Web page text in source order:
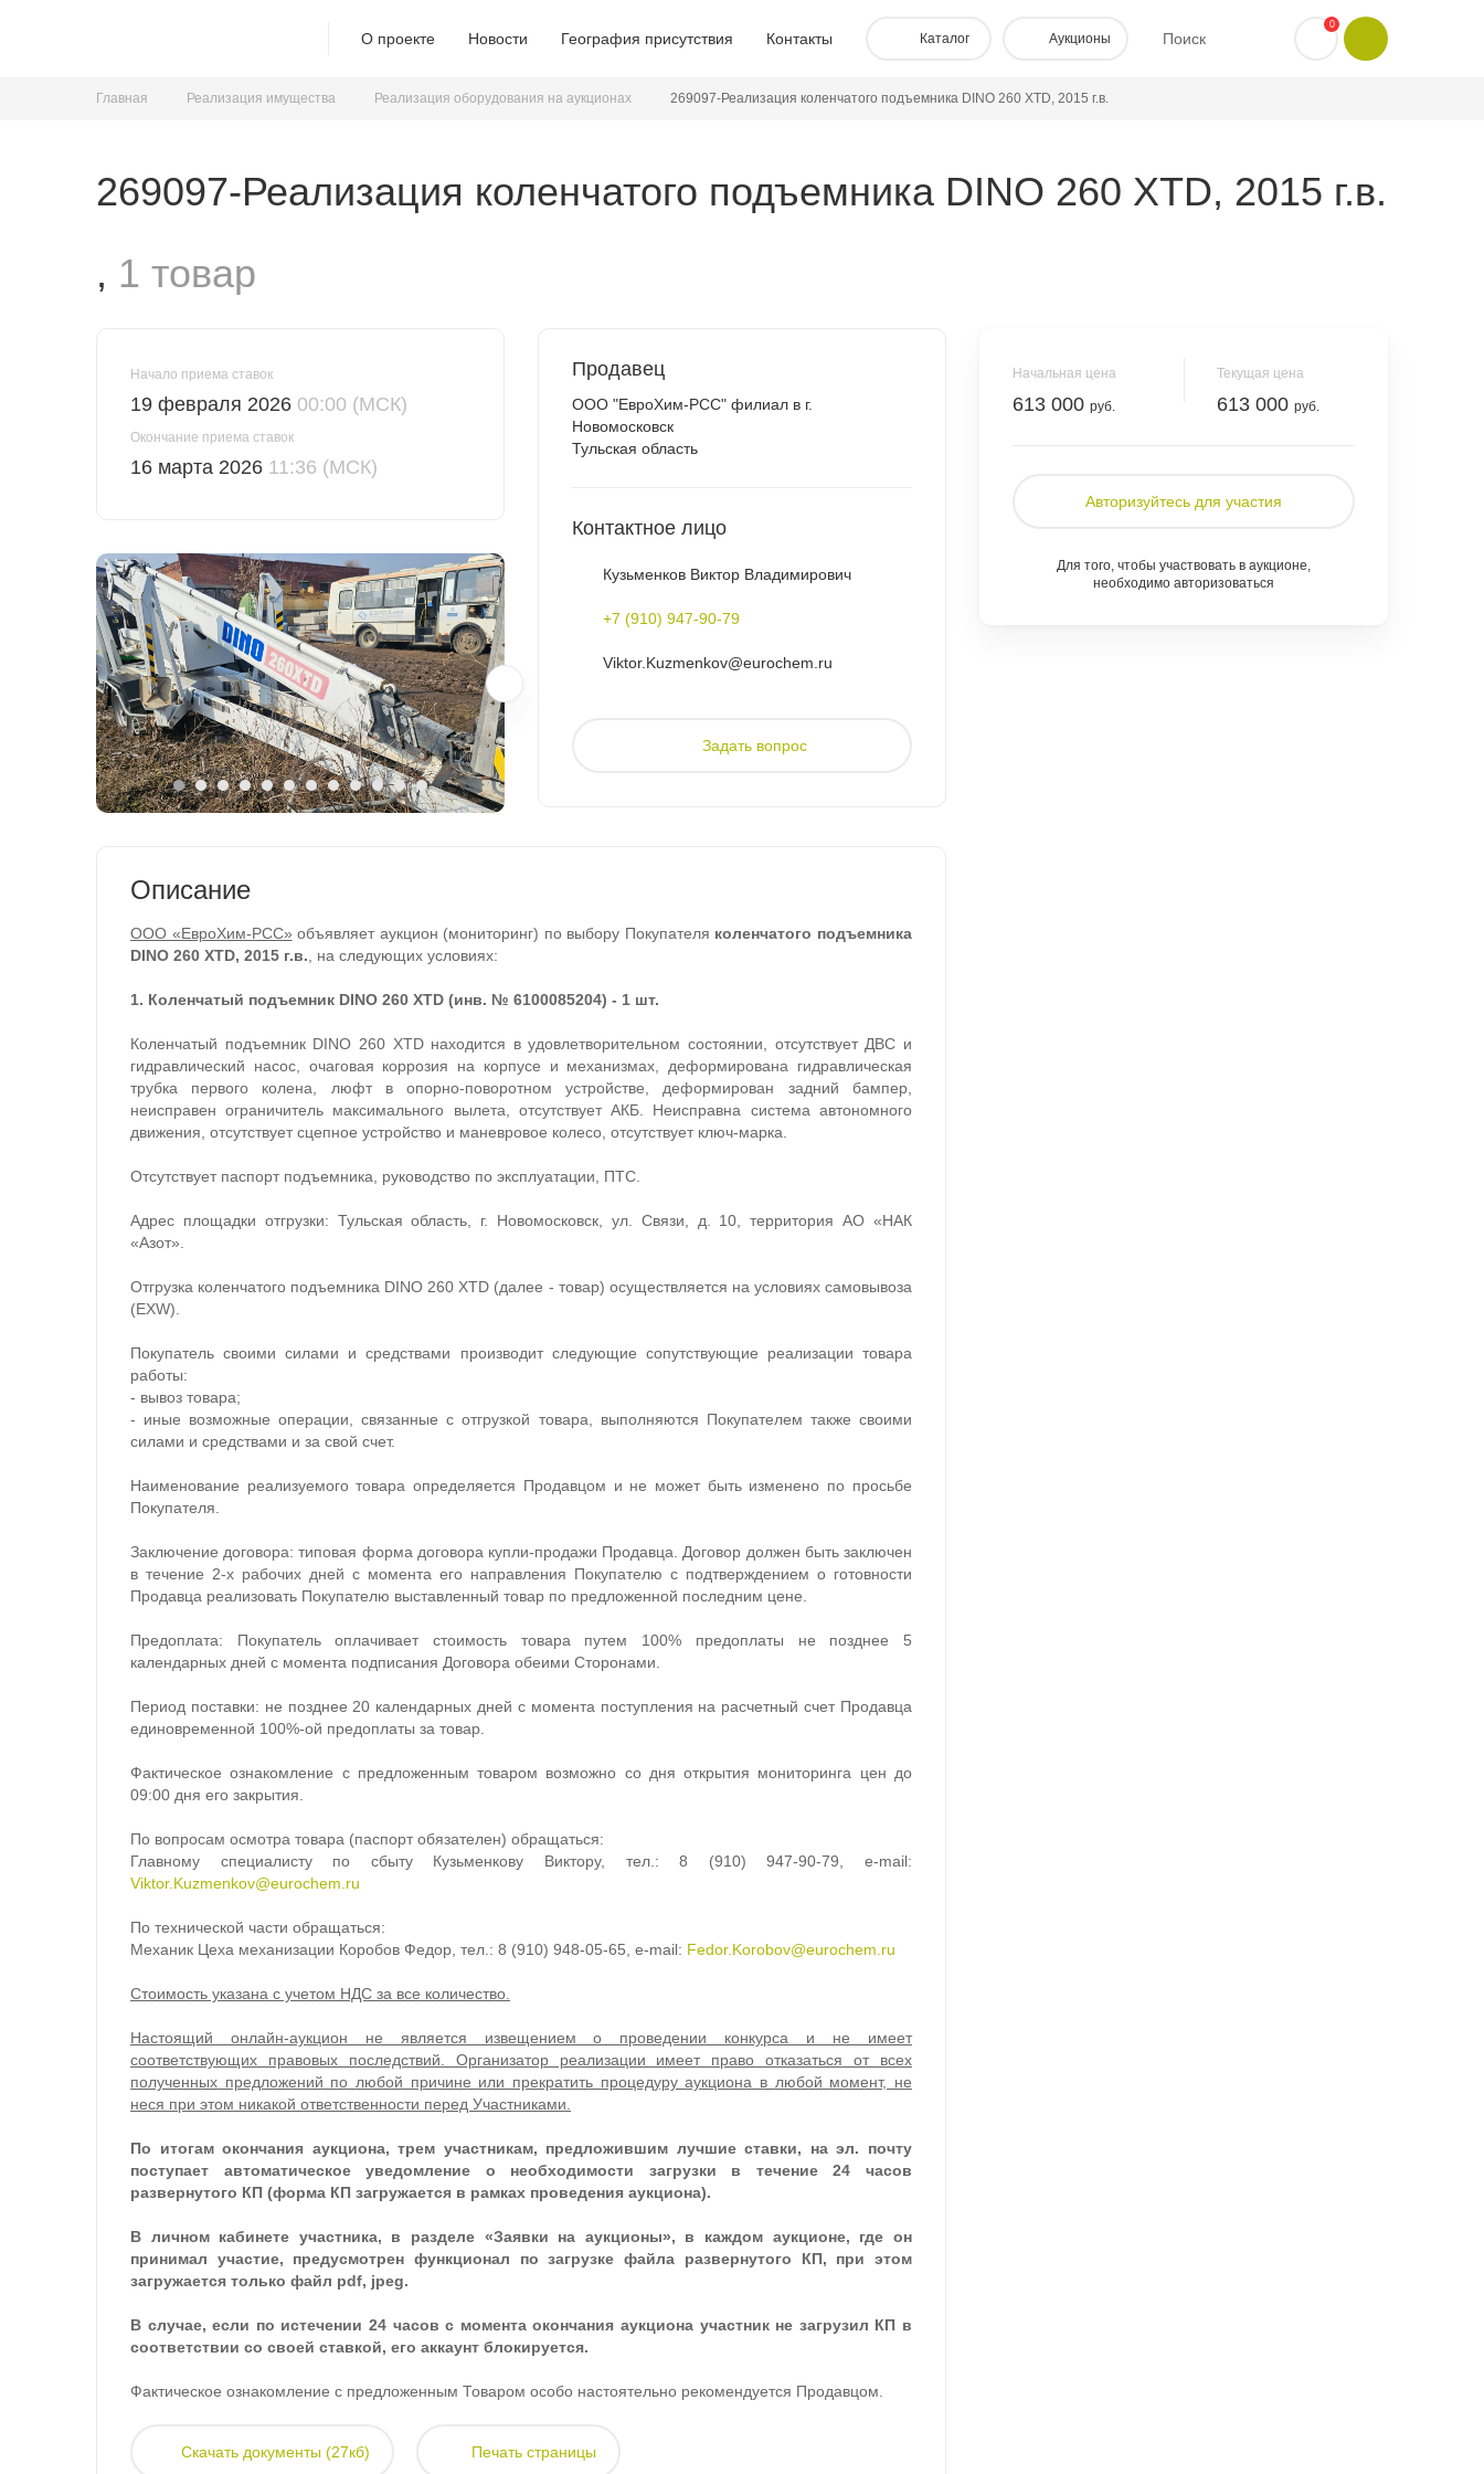
О проекте Новости География присутствия Контакты Каталог Аукционы Поиск
0
Главная Реализация имущества Реализация оборудования на аукционах 269097-Реализация коленчатого подъемника DINO 260 XTD, 2015 г.в.
269097-Реализация коленчатого подъемника DINO 260 XTD, 2015 г.в.
, 1 товар
Начало приема ставок
19 февраля 2026 00:00 (МСК)
Окончание приема ставок
16 марта 2026 11:36 (МСК)
Начальная цена
613 000
Текущая цена
613 000
Авторизуйтесь для участия
Для того, чтобы участвовать в аукционе,
необходимо авторизоваться
Продавец
ООО "ЕвроХим-РСС" филиал в г.
Новомосковск
Тульская область
Контактное лицо
Кузьменков Виктор Владимирович
+7 (910) 947-90-79
Viktor.Kuzmenkov@eurochem.ru
Задать вопрос
Описание
ООО «ЕвроХим-РСС» объявляет аукцион (мониторинг) по выбору Покупателя коленчатого подъемника
DINO 260 XTD, 2015 г.в., на следующих условиях:
1. Коленчатый подъемник DINO 260 XTD (инв. № 6100085204) - 1 шт.
Коленчатый подъемник DINO 260 XTD находится в удовлетворительном состоянии, отсутствует ДВС и
гидравлический насос, очаговая коррозия на корпусе и механизмах, деформирована гидравлическая
трубка первого колена, люфт в опорно-поворотном устройстве, деформирован задний бампер,
неисправен ограничитель максимального вылета, отсутствует АКБ. Неисправна система автономного
движения, отсутствует сцепное устройство и маневровое колесо, отсутствует ключ-марка.
Отсутствует паспорт подъемника, руководство по эксплуатации, ПТС.
Адрес площадки отгрузки: Тульская область, г. Новомосковск, ул. Связи, д. 10, территория АО «НАК
«Азот».
Отгрузка коленчатого подъемника DINO 260 XTD (далее - товар) осуществляется на условиях самовывоза
(EXW).
Покупатель своими силами и средствами производит следующие сопутствующие реализации товара
работы:
- вывоз товара;
- иные возможные операции, связанные с отгрузкой товара, выполняются Покупателем также своими
силами и средствами и за свой счет.
Наименование реализуемого товара определяется Продавцом и не может быть изменено по просьбе
Покупателя.
Заключение договора: типовая форма договора купли-продажи Продавца. Договор должен быть заключен
в течение 2-х рабочих дней с момента его направления Покупателю с подтверждением о готовности
Продавца реализовать Покупателю выставленный товар по предложенной последним цене.
Предоплата: Покупатель оплачивает стоимость товара путем 100% предоплаты не позднее 5
календарных дней с момента подписания Договора обеими Сторонами.
Период поставки: не позднее 20 календарных дней с момента поступления на расчетный счет Продавца
единовременной 100%-ой предоплаты за товар.
Фактическое ознакомление с предложенным товаром возможно со дня открытия мониторинга цен до
09:00 дня его закрытия.
По вопросам осмотра товара (паспорт обязателен) обращаться:
Главному специалисту по сбыту Кузьменкову Виктору, тел.: 8 (910) 947-90-79, e-mail:
Viktor.Kuzmenkov@eurochem.ru
По технической части обращаться:
Механик Цеха механизации Коробов Федор, тел.: 8 (910) 948-05-65, e-mail: Fedor.Korobov@eurochem.ru
Стоимость указана с учетом НДС за все количество.
Настоящий онлайн-аукцион не является извещением о проведении конкурса и не имеет
соответствующих правовых последствий. Организатор реализации имеет право отказаться от всех
полученных предложений по любой причине или прекратить процедуру аукциона в любой момент, не
неся при этом никакой ответственности перед Участниками.
По итогам окончания аукциона, трем участникам, предложившим лучшие ставки, на эл. почту
поступает автоматическое уведомление о необходимости загрузки в течение 24 часов
развернутого КП (форма КП загружается в рамках проведения аукциона).
В личном кабинете участника, в разделе «Заявки на аукционы», в каждом аукционе, где он
принимал участие, предусмотрен функционал по загрузке файла развернутого КП, при этом
загружается только файл pdf, jpeg.
В случае, если по истечении 24 часов с момента окончания аукциона участник не загрузил КП в
соответствии со своей ставкой, его аккаунт блокируется.
Фактическое ознакомление с предложенным Товаром особо настоятельно рекомендуется Продавцом.
Скачать документы (27кб) Печать страницы